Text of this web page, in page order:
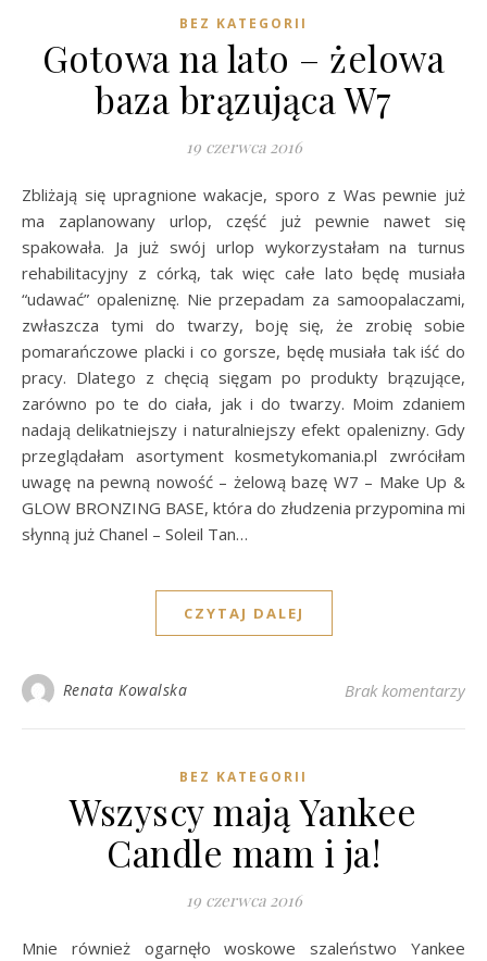
BEZ KATEGORII
Gotowa na lato – żelowa
baza brązująca W7
19 czerwca 2016
Zbliżają się upragnione wakacje, sporo z Was pewnie już
ma zaplanowany urlop, część już pewnie nawet się
spakowała. Ja już swój urlop wykorzystałam na turnus
rehabilitacyjny z córką, tak więc całe lato będę musiała
“udawać” opaleniznę. Nie przepadam za samoopalaczami,
zwłaszcza tymi do twarzy, boję się, że zrobię sobie
pomarańczowe placki i co gorsze, będę musiała tak iść do
pracy. Dlatego z chęcią sięgam po produkty brązujące,
zarówno po te do ciała, jak i do twarzy. Moim zdaniem
nadają delikatniejszy i naturalniejszy efekt opalenizny. Gdy
przeglądałam asortyment kosmetykomania.pl zwróciłam
uwagę na pewną nowość – żelową bazę W7 – Make Up &
GLOW BRONZING BASE, która do złudzenia przypomina mi
słynną już Chanel – Soleil Tan…
CZYTAJ DALEJ
Renata Kowalska Brak komentarzy
BEZ KATEGORII
Wszyscy mają Yankee
Candle mam i ja!
19 czerwca 2016
Mnie również ogarnęło woskowe szaleństwo Yankee